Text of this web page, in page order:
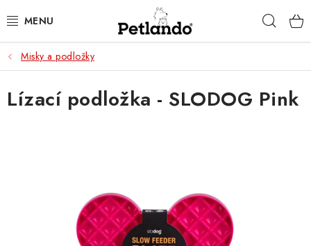
na
PRO PSY
PRO KOČKY
Misky a podložky
Lízací podložka - SLODOG Pink